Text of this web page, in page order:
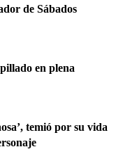
de Sábados
en plena
temió por su vida